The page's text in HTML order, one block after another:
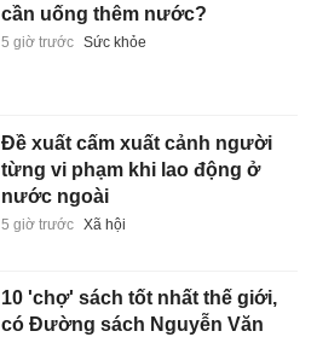
cần uống thêm nước?
5 giờ trước Sức khỏe
Đề xuất cấm xuất cảnh người
từng vi phạm khi lao động ở
nước ngoài
5 giờ trước Xã hội
10 'chợ' sách tốt nhất thế giới,
có Đường sách Nguyễn Văn